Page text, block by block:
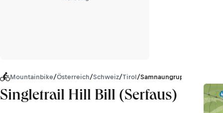
Mountainbike/Österreich/Schweiz/Tirol/Samnaungruppe
Singletrail Hill Bill (Serfaus)